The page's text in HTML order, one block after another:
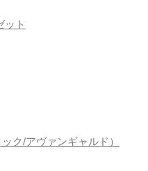
ット
ク/アヴァンギャルド）